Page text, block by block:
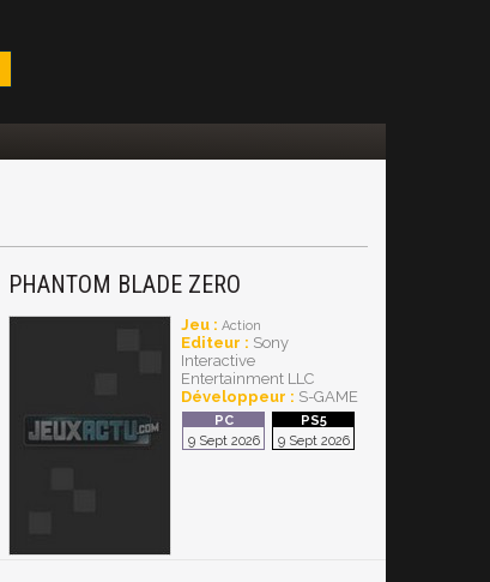
PHANTOM BLADE ZERO
Jeu : Action
Editeur : Sony
Interactive
Entertainment LLC
Développeur : S-GAME
9 Sept 2026 9 Sept 2026